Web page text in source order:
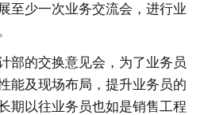
至少一次业务交流会，进行业
部的交换意见会，为了业务员
能及现场布局，提升业务员的
期以往业务员也如是销售工程